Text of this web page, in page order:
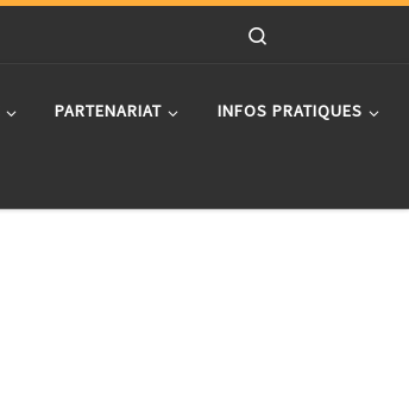
PARTENARIAT INFOS PRATIQUES